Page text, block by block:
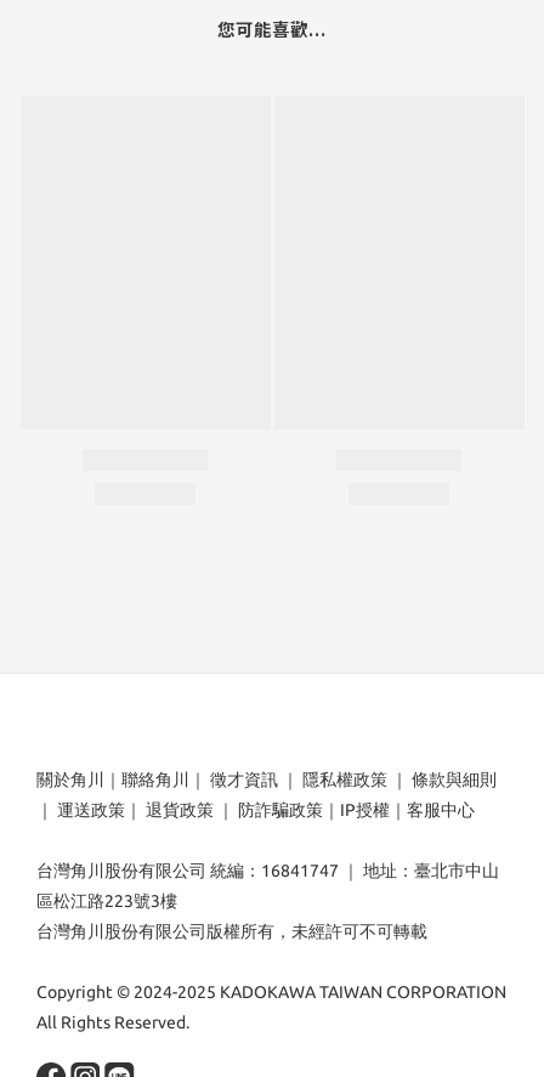
您可能喜歡...
關於角川 ｜ 聯絡角川 ｜ 徵才資訊 ｜ 隱私權政策 ｜ 條款與細則
｜ 運送政策 ｜ 退貨政策 ｜ 防詐騙政策 ｜ IP授權 ｜ 客服中心
台灣角川股份有限公司 統編：16841747 ｜ 地址：臺北市中山
區松江路223號3樓
台灣角川股份有限公司版權所有，未經許可不可轉載
Copyright © 2024-2025 KADOKAWA TAIWAN CORPORATION
All Rights Reserved.